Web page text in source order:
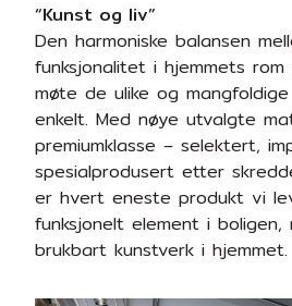
“Kunst og liv”
Den harmoniske balansen
funksjonalitet i hjemmets
møte de ulike og
enkelt. Med nøye utvalgte
premiumklasse – selektert,
spesialprodusert etter
er hvert eneste produkt vi
funksjonelt element i
brukbart kunstverk i hjemmet.